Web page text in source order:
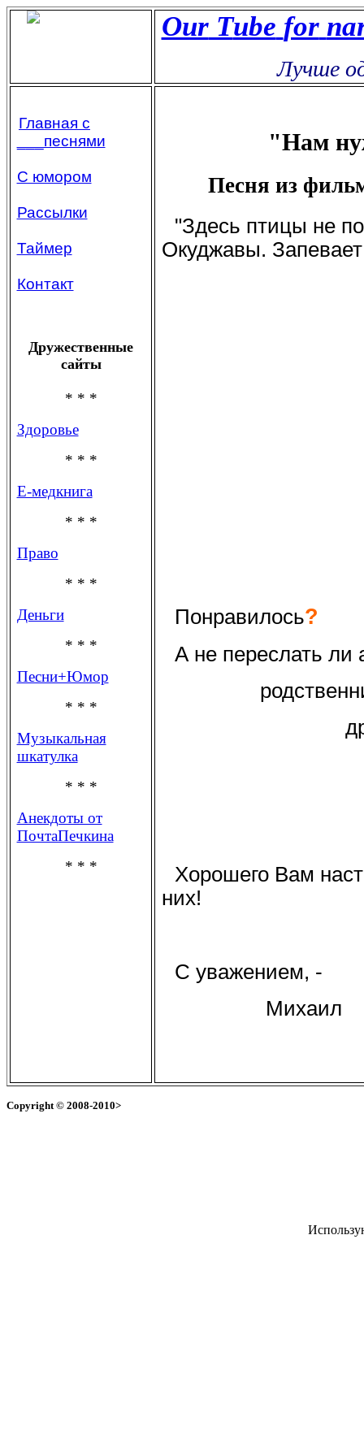
OurТube for
Лучше
Главная с
___песнями
С юмором
Рассылки
Таймер
Контакт
Дружественные
сайты
* * *
Здоровье
* * *
Е-медкнига
* * *
Право
* * *
Деньги
* * *
Песни+Юмор
* * *
Музыкальная
шкатулка
* * *
Анекдоты от
ПочтаПечкина
* * *
"Нам
Песня из
"Здесь птицы не
Окуджавы.
Понравилось?
А не переслать
Хорошего Вам
них!
С уважением, -
Михаил
Copyright© 2008-2010>